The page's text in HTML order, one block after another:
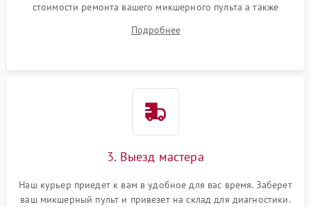
стоимости ремонта вашего микшерного пульта а также
Подробнее
3. Выезд мастера
Наш курьер приедет к вам в удобное для вас время. Заберет
ваш микшерный пульт и привезет на склад для диагностики.